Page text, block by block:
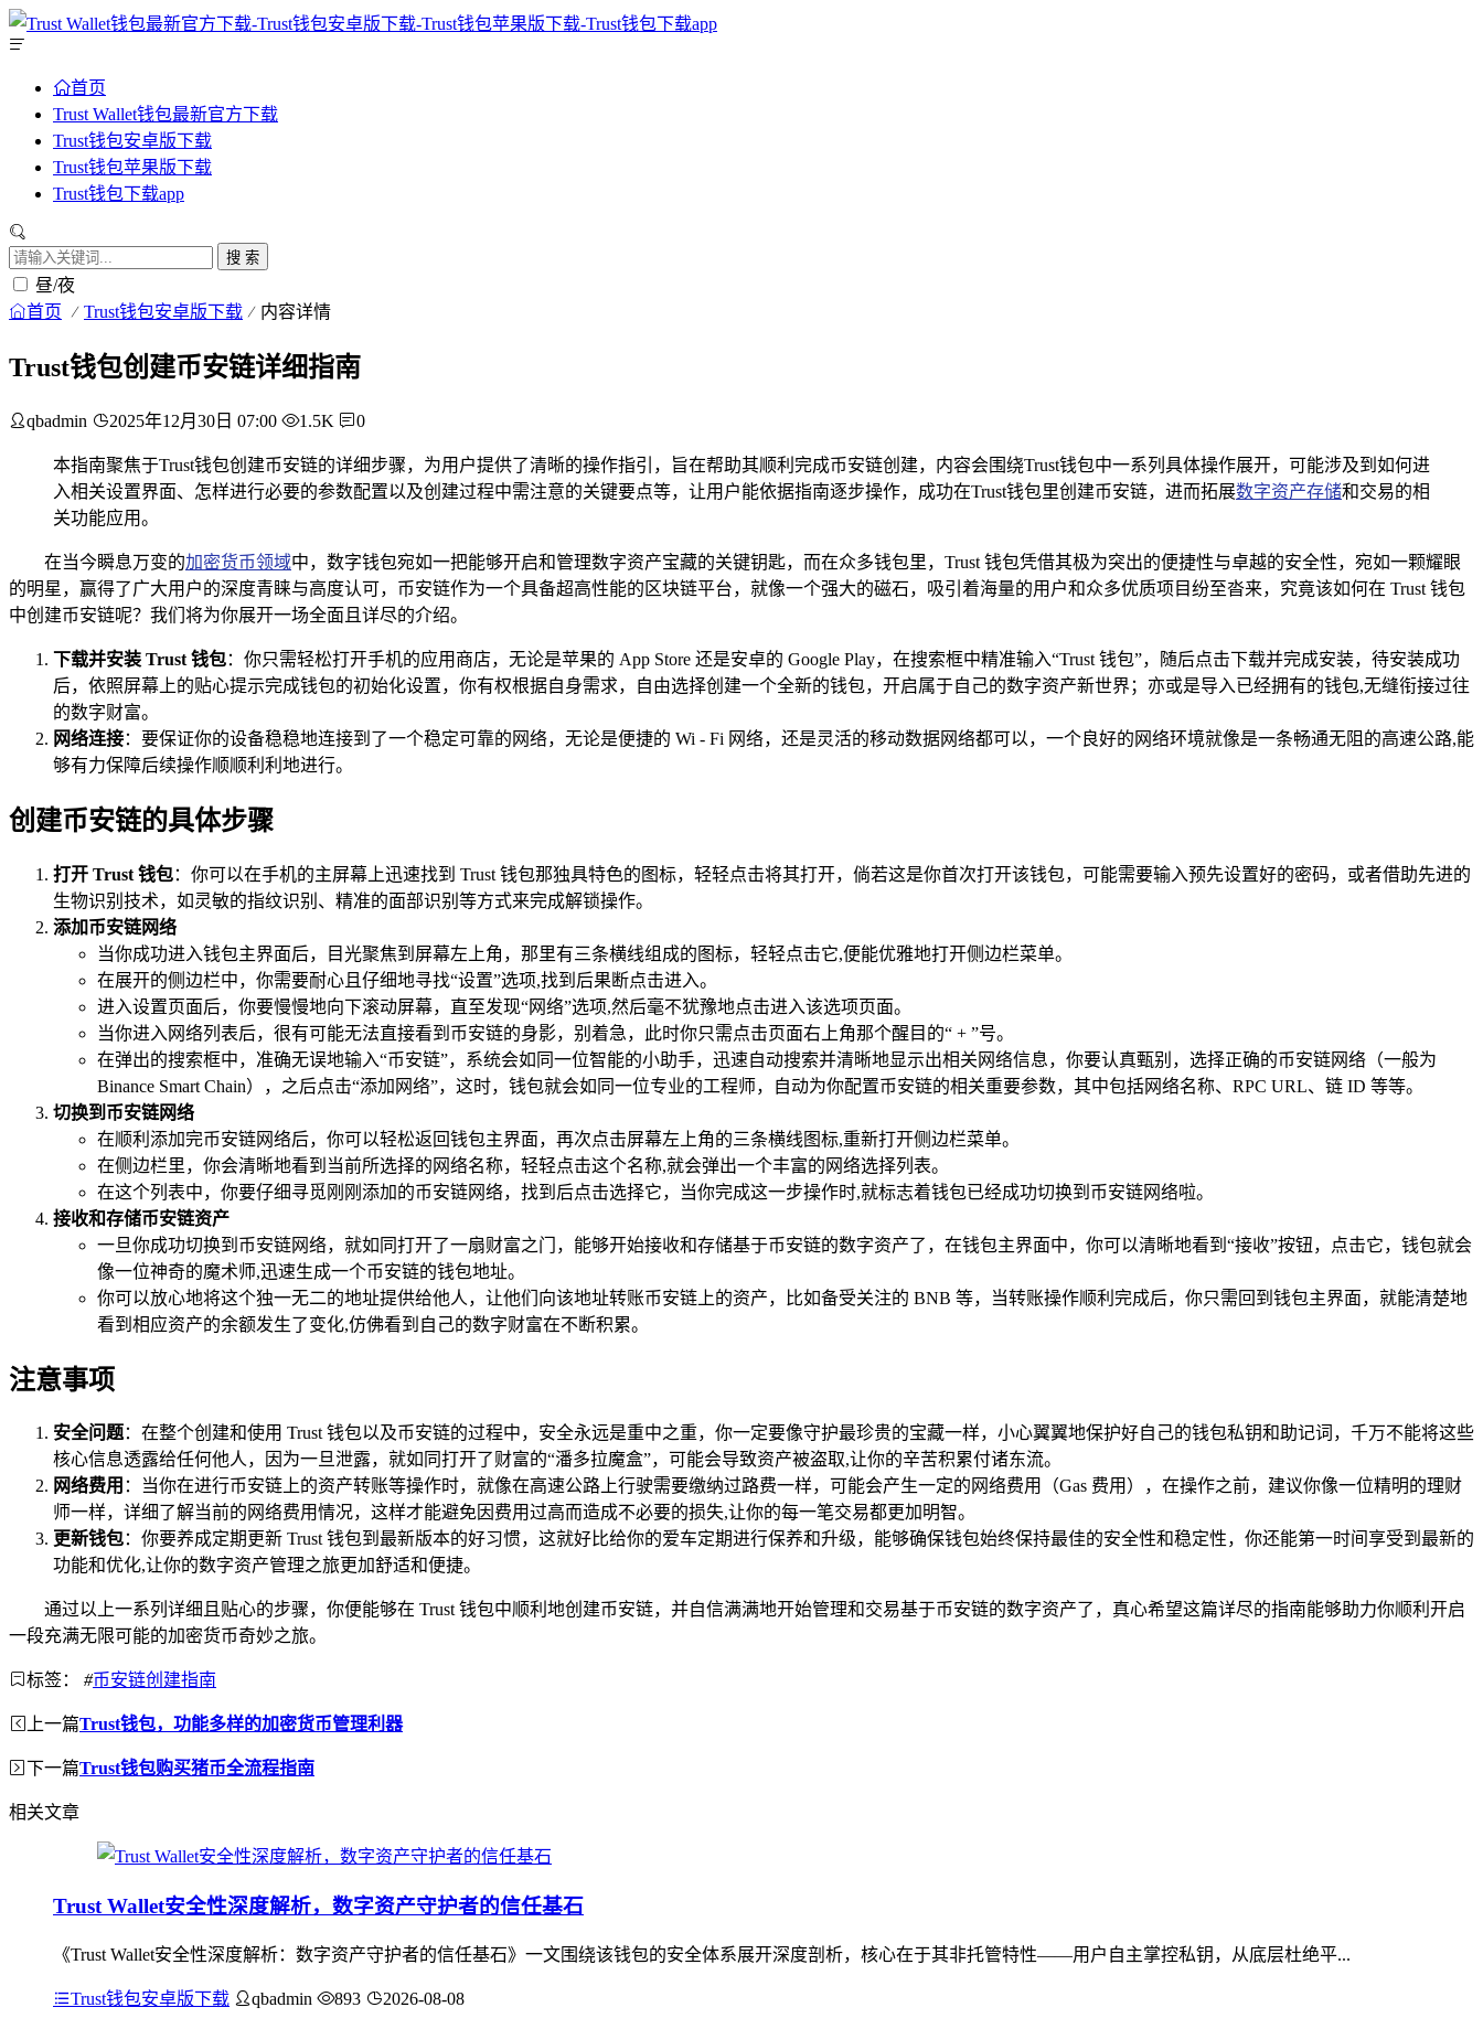
首页
Trust Wallet钱包最新官方下载
Trust钱包安卓版下载
Trust钱包苹果版下载
Trust钱包下载app
搜 索
昼/夜
首页 Trust钱包安卓版下载 内容详情
Trust钱包创建币安链详细指南
qbadmin 2025年12月30日 07:00 1.5K 0
本指南聚焦于Trust钱包创建币安链的详细步骤，为用户提供了清晰的操作指引，旨在帮助其顺利完成币安链创建，内容会围绕Trust钱包中一系列具体操作展开，可能涉及到如何进
入相关设置界面、怎样进行必要的参数配置以及创建过程中需注意的关键要点等，让用户能依据指南逐步操作，成功在Trust钱包里创建币安链，进而拓展数字资产存储和交易的相
关功能应用。
在当今瞬息万变的加密货币领域中，数字钱包宛如一把能够开启和管理数字资产宝藏的关键钥匙，而在众多钱包里，Trust 钱包凭借其极为突出的便捷性与卓越的安全性，宛如一颗耀眼
的明星，赢得了广大用户的深度青睐与高度认可，币安链作为一个具备超高性能的区块链平台，就像一个强大的磁石，吸引着海量的用户和众多优质项目纷至沓来，究竟该如何在 Trust 钱包
中创建币安链呢？我们将为你展开一场全面且详尽的介绍。
下载并安装 Trust 钱包：你只需轻松打开手机的应用商店，无论是苹果的 App Store 还是安卓的 Google Play，在搜索框中精准输入“Trust 钱包”，随后点击下载并完成安装，待安装成功
后，依照屏幕上的贴心提示完成钱包的初始化设置，你有权根据自身需求，自由选择创建一个全新的钱包，开启属于自己的数字资产新世界；亦或是导入已经拥有的钱包,无缝衔接过往
的数字财富。
网络连接：要保证你的设备稳稳地连接到了一个稳定可靠的网络，无论是便捷的 Wi - Fi 网络，还是灵活的移动数据网络都可以，一个良好的网络环境就像是一条畅通无阻的高速公路,能
够有力保障后续操作顺顺利利地进行。
创建币安链的具体步骤
打开 Trust 钱包：你可以在手机的主屏幕上迅速找到 Trust 钱包那独具特色的图标，轻轻点击将其打开，倘若这是你首次打开该钱包，可能需要输入预先设置好的密码，或者借助先进的
生物识别技术，如灵敏的指纹识别、精准的面部识别等方式来完成解锁操作。
添加币安链网络
当你成功进入钱包主界面后，目光聚焦到屏幕左上角，那里有三条横线组成的图标，轻轻点击它,便能优雅地打开侧边栏菜单。
在展开的侧边栏中，你需要耐心且仔细地寻找“设置”选项,找到后果断点击进入。
进入设置页面后，你要慢慢地向下滚动屏幕，直至发现“网络”选项,然后毫不犹豫地点击进入该选项页面。
当你进入网络列表后，很有可能无法直接看到币安链的身影，别着急，此时你只需点击页面右上角那个醒目的“ + ”号。
在弹出的搜索框中，准确无误地输入“币安链”，系统会如同一位智能的小助手，迅速自动搜索并清晰地显示出相关网络信息，你要认真甄别，选择正确的币安链网络（一般为
Binance Smart Chain），之后点击“添加网络”，这时，钱包就会如同一位专业的工程师，自动为你配置币安链的相关重要参数，其中包括网络名称、RPC URL、链 ID 等等。
切换到币安链网络
在顺利添加完币安链网络后，你可以轻松返回钱包主界面，再次点击屏幕左上角的三条横线图标,重新打开侧边栏菜单。
在侧边栏里，你会清晰地看到当前所选择的网络名称，轻轻点击这个名称,就会弹出一个丰富的网络选择列表。
在这个列表中，你要仔细寻觅刚刚添加的币安链网络，找到后点击选择它，当你完成这一步操作时,就标志着钱包已经成功切换到币安链网络啦。
接收和存储币安链资产
一旦你成功切换到币安链网络，就如同打开了一扇财富之门，能够开始接收和存储基于币安链的数字资产了，在钱包主界面中，你可以清晰地看到“接收”按钮，点击它，钱包就会
像一位神奇的魔术师,迅速生成一个币安链的钱包地址。
你可以放心地将这个独一无二的地址提供给他人，让他们向该地址转账币安链上的资产，比如备受关注的 BNB 等，当转账操作顺利完成后，你只需回到钱包主界面，就能清楚地
看到相应资产的余额发生了变化,仿佛看到自己的数字财富在不断积累。
注意事项
安全问题：在整个创建和使用 Trust 钱包以及币安链的过程中，安全永远是重中之重，你一定要像守护最珍贵的宝藏一样，小心翼翼地保护好自己的钱包私钥和助记词，千万不能将这些
核心信息透露给任何他人，因为一旦泄露，就如同打开了财富的“潘多拉魔盒”，可能会导致资产被盗取,让你的辛苦积累付诸东流。
网络费用 ：当你在进行币安链上的资产转账等操作时，就像在高速公路上行驶需要缴纳过路费一样，可能会产生一定的网络费用（Gas 费用），在操作之前，建议你像一位精明的理财
师一样，详细了解当前的网络费用情况，这样才能避免因费用过高而造成不必要的损失,让你的每一笔交易都更加明智。
更新钱包：你要养成定期更新 Trust 钱包到最新版本的好习惯，这就好比给你的爱车定期进行保养和升级，能够确保钱包始终保持最佳的安全性和稳定性，你还能第一时间享受到最新的
功能和优化,让你的数字资产管理之旅更加舒适和便捷。
通过以上一系列详细且贴心的步骤，你便能够在 Trust 钱包中顺利地创建币安链，并自信满满地开始管理和交易基于币安链的数字资产了，真心希望这篇详尽的指南能够助力你顺利开启
一段充满无限可能的加密货币奇妙之旅。
标签： #币安链创建指南
上一篇Trust钱包，功能多样的加密货币管理利器
下一篇Trust钱包购买猪币全流程指南
相关文章
Trust Wallet安全性深度解析，数字资产守护者的信任基石
《Trust Wallet安全性深度解析：数字资产守护者的信任基石》一文围绕该钱包的安全体系展开深度剖析，核心在于其非托管特性——用户自主掌控私钥，从底层杜绝平...
Trust钱包安卓版下载 qbadmin 893 2026-08-08